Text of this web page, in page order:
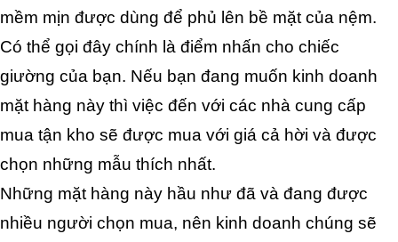
mềm mịn được dùng để phủ lên bề mặt của nệm.
Có thể gọi đây chính là điểm nhấn cho chiếc
giường của bạn. Nếu bạn đang muốn kinh doanh
mặt hàng này thì việc đến với các nhà cung cấp
mua tận kho sẽ được mua với giá cả hời và được
chọn những mẫu thích nhất.
Những mặt hàng này hầu như đã và đang được
nhiều người chọn mua, nên kinh doanh chúng sẽ